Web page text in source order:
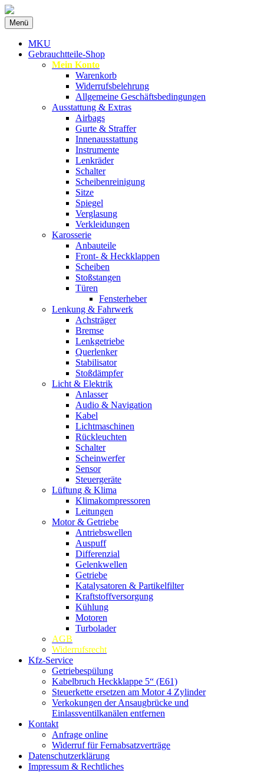
MKU Autoteile
Ersatzteile
Menü Zum
Inhalt
springen
MKU
Gebrauchtteile-Shop
Mein Konto
Warenkorb
Widerrufsbelehrung
Allgemeine Geschäftsbedingungen
Ausstattung & Extras
Airbags
Gurte & Straffer
Innenausstattung
Instrumente
Lenkräder
Schalter
Scheibenreinigung
Sitze
Spiegel
Verglasung
Verkleidungen
Karosserie
Anbauteile
Front- & Heckklappen
Scheiben
Stoßstangen
Türen
Fensterheber
Lenkung & Fahrwerk
Achsträger
Bremse
Lenkgetriebe
Querlenker
Stabilisator
Stoßdämpfer
Licht & Elektrik
Anlasser
Audio & Navigation
Kabel
Lichtmaschinen
Rückleuchten
Schalter
Scheinwerfer
Sensor
Steuergeräte
Lüftung & Klima
Klimakompressoren
Leitungen
Motor & Getriebe
Antriebswellen
Auspuff
Differenzial
Gelenkwellen
Getriebe
Katalysatoren & Partikelfilter
Kraftstoffversorgung
Kühlung
Motoren
Turbolader
AGB
Widerrufsrecht
Kfz-Service
Getriebespülung
Kabelbruch Heckklappe 5“ (E61)
Steuerkette ersetzen am Motor 4 Zylinder
Verkokungen der Ansaugbrücke und
Einlassventilkanälen entfernen
Kontakt
Anfrage online
Widerruf für Fernabsatzverträge
Datenschutzerklärung
Impressum & Rechtliches